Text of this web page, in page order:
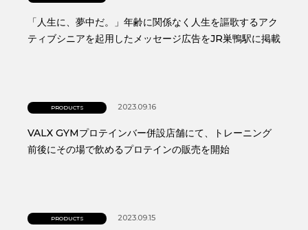
「人生に、夢中だ。」年齢に関係なく人生を謳歌するアク
ティブシニアを起用したメッセージ広告をJR巣鴨駅に掲載
PRODUCTS 2023.09.16
VALX GYMプロテインバー併設店舗にて、トレーニング
前後にその場で飲めるプロテインの販売を開始
PRODUCTS 2023.09.15